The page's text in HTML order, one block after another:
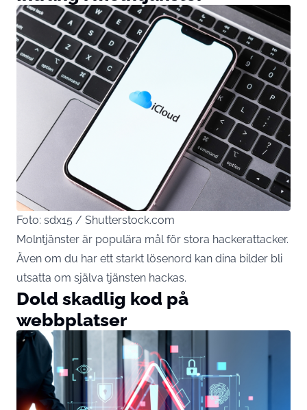
Foto: sdx15 / Shutterstock.com
Molntjänster är populära mål för stora hackerattacker.
Även om du har ett starkt lösenord kan dina bilder bli
utsatta om själva tjänsten hackas.
Dold skadlig kod på
webbplatser